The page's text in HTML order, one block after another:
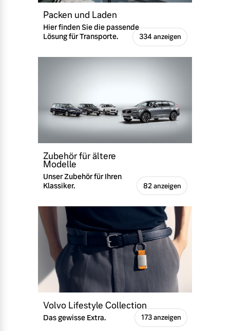
Packen und Laden
Hier finden Sie die passende
Lösung für Transporte.
334 anzeigen
Zubehör für ältere
Modelle
Unser Zubehör für Ihren
Klassiker.
82 anzeigen
Volvo Lifestyle Collection
Das gewisse Extra. 173 anzeigen